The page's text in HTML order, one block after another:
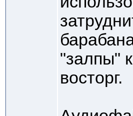
"залпы"
восторг.